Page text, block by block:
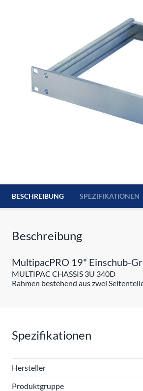
BESCHREIBUNG SPEZIFIKATIONEN
Beschreibung
MultipacPRO 19" Einschub-
MULTIPAC CHASSIS 3U 340D
Rahmen bestehend aus zwei
Spezifikationen
Hersteller
Produktgruppe